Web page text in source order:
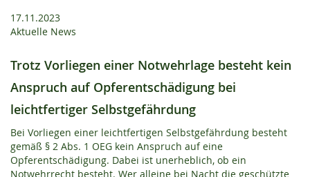
17.11.2023
Aktuelle News
Trotz Vorliegen einer Notwehrlage besteht kein
Anspruch auf Opferentschädigung bei
leichtfertiger Selbstgefährdung
Bei Vorliegen einer leichtfertigen Selbstgefährdung besteht
gemäß § 2 Abs. 1 OEG kein Anspruch auf eine
Opferentschädigung. Dabei ist unerheblich, ob ein
Notwehrrecht besteht. Wer alleine bei Nacht die geschützte